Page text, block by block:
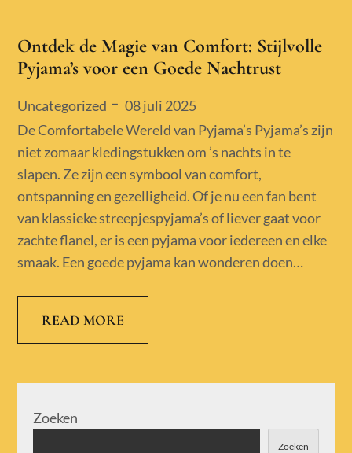
Ontdek de Magie van Comfort: Stijlvolle
Pyjama’s voor een Goede Nachtrust
Uncategorized
Posted
on
08 juli 2025
De Comfortabele Wereld van Pyjama’s Pyjama’s zijn
niet zomaar kledingstukken om ’s nachts in te
slapen. Ze zijn een symbool van comfort,
ontspanning en gezelligheid. Of je nu een fan bent
van klassieke streepjespyjama’s of liever gaat voor
zachte flanel, er is een pyjama voor iedereen en elke
smaak. Een goede pyjama kan wonderen doen…
READ MORE
Zoeken
Zoeken